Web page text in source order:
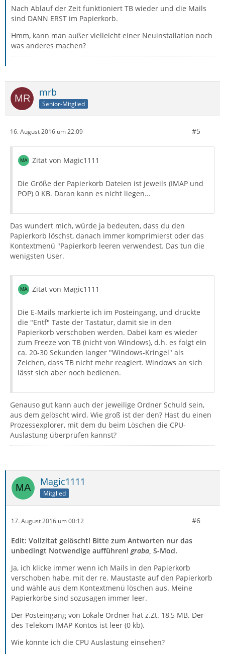
Nach Ablauf der Zeit funktioniert TB wieder und die Mails
sind DANN ERST im Papierkorb.
Hmm, kann man außer vielleicht einer Neuinstallation noch
was anderes machen?
mrb
Senior-Mitglied
16. August 2016 um 22:09 #5
Zitat von Magic1111
Die Größe der Papierkorb Dateien ist jeweils (IMAP und
POP) 0 KB. Daran kann es nicht liegen...
Das wundert mich, würde ja bedeuten, dass du den
Papierkorb löschst, danach immer komprimierst oder das
Kontextmenü "Papierkorb leeren verwendest. Das tun die
wenigsten User.
Zitat von Magic1111
Die E-Mails markierte ich im Posteingang, und drückte
die "Entf" Taste der Tastatur, damit sie in den
Papierkorb verschoben werden. Dabei kam es wieder
zum Freeze von TB (nicht von Windows), d.h. es folgt ein
ca. 20-30 Sekunden langer "Windows-Kringel" als
Zeichen, dass TB nicht mehr reagiert. Windows an sich
lässt sich aber noch bedienen.
Genauso gut kann auch der jeweilige Ordner Schuld sein,
aus dem gelöscht wird. Wie groß ist der den? Hast du einen
Prozessexplorer, mit dem du beim Löschen die CPU-
Auslastung überprüfen kannst?
Magic1111
Mitglied
17. August 2016 um 00:12 #6
Edit: Vollzitat gelöscht! Bitte zum Antworten nur das
unbedingt Notwendige aufführen! graba, S-Mod.
Ja, ich klicke immer wenn ich Mails in den Papierkorb
verschoben habe, mit der re. Maustaste auf den Papierkorb
und wähle aus dem Kontextmenü löschen aus. Meine
Papierkörbe sind sozusagen immer leer.
Der Posteingang von Lokale Ordner hat z.Zt. 18,5 MB. Der
des Telekom IMAP Kontos ist leer (0 kb).
Wie könnte ich die CPU Auslastung einsehen?